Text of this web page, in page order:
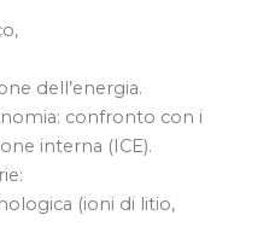
dell’energia.
confronto con i
interna (ICE).
(ioni di litio,